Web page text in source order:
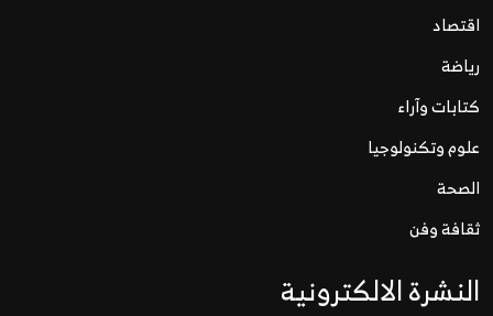
اقتصاد
رياضة
كتابات وآراء
علوم وتكنولوجيا
الصحة
ثقافة وفن
النشرة الالكترونية